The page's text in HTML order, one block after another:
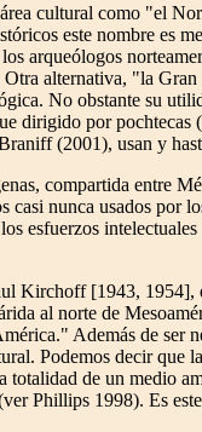
cultural como "el
este nombre es
arqueólogos
alternativa, "la
No obstante su
dirigido por pochtecas
(2001), usan y
compartida entre
casi nunca usados por
esfuerzos
Kirchoff [1943,
al norte de
Además de ser
Podemos decir que
totalidad de un medio
Phillips 1998). Es